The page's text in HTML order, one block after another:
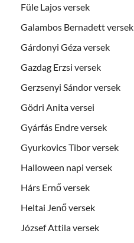
Füle Lajos versek
Galambos Bernadett versek
Gárdonyi Géza versek
Gazdag Erzsi versek
Gerzsenyi Sándor versek
Gödri Anita versei
Gyárfás Endre versek
Gyurkovics Tibor versek
Halloween napi versek
Hárs Ernő versek
Heltai Jenő versek
József Attila versek